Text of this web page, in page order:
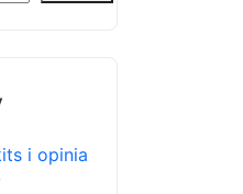
i opinia